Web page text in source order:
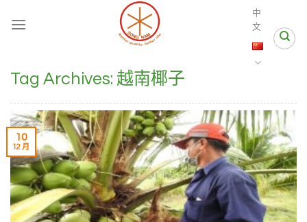
中
文
Tag Archives: 越南椰子
10
12 月